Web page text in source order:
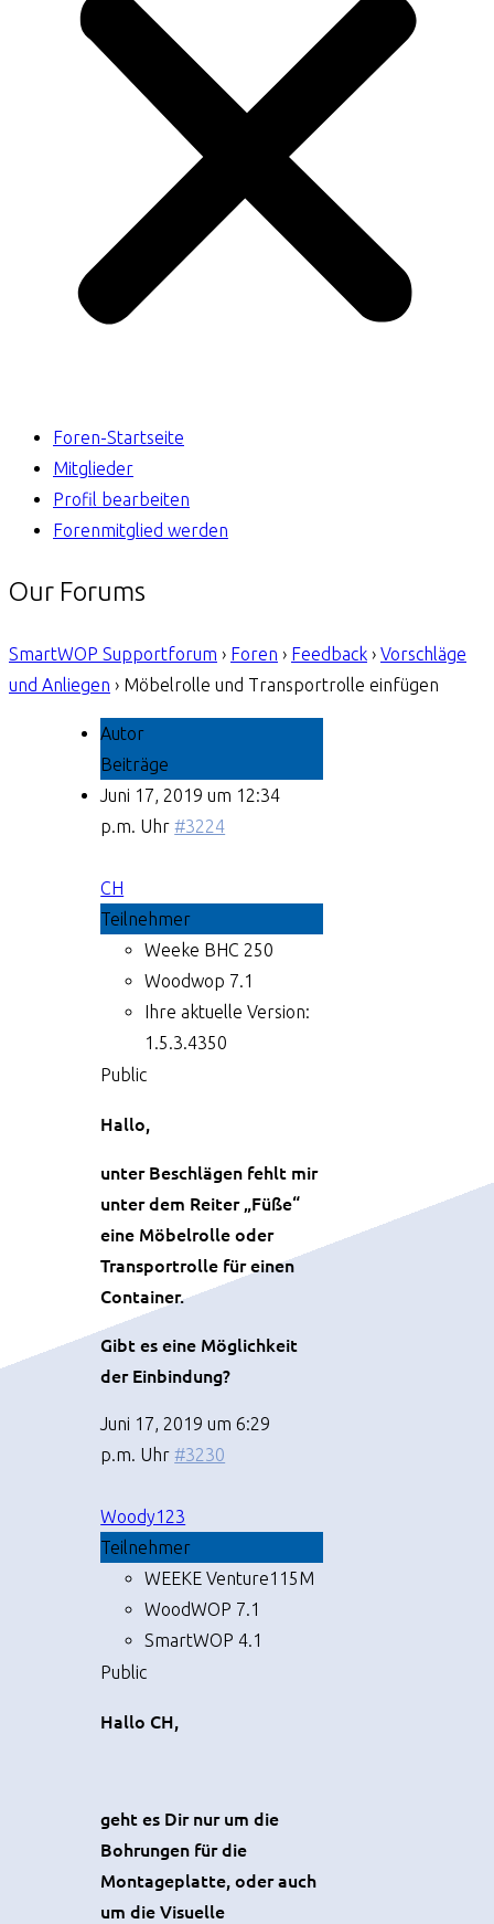
Foren-Startseite
Mitglieder
Profil bearbeiten
Forenmitglied werden
Our Forums
SmartWOP Supportforum › Foren › Feedback › Vorschläge
und Anliegen › Möbelrolle und Transportrolle einfügen
Autor
Beiträge
Juni 17, 2019 um 12:34
p.m. Uhr #3224
CH
Teilnehmer
Weeke BHC 250
Woodwop 7.1
Ihre aktuelle Version:
1.5.3.4350
Public
Hallo,
unter Beschlägen fehlt mir
unter dem Reiter „Füße“
eine Möbelrolle oder
Transportrolle für einen
Container.
Gibt es eine Möglichkeit
der Einbindung?
Juni 17, 2019 um 6:29
p.m. Uhr #3230
Woody123
Teilnehmer
WEEKE Venture115M
WoodWOP 7.1
SmartWOP 4.1
Public
Hallo CH,
geht es Dir nur um die
Bohrungen für die
Montageplatte, oder auch
um die Visuelle